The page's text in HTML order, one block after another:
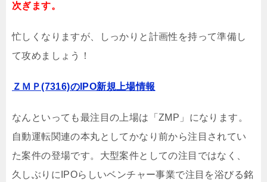
次ぎます。
忙しくなりますが、しっかりと計画性を持って準備し
て攻めましょう！
ＺＭＰ(7316)のIPO新規上場情報
なんといっても最注目の上場は「ZMP」になります。
自動運転関連の本丸としてかなり前から注目されてい
た案件の登場です。大型案件としての注目ではなく、
久しぶりにIPOらしいベンチャー事業で注目を浴びる銘